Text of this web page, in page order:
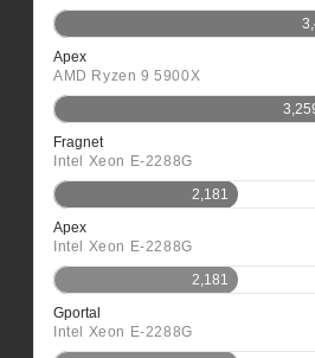
Apex
AMD Ryzen 9 5900X
Fragnet
Intel Xeon E-2288G
2,181
Apex
Intel Xeon E-2288G
2,181
Gportal
Intel Xeon E-2288G